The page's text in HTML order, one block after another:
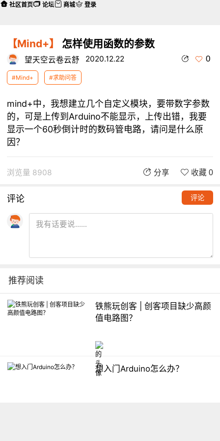
【Mind+】 怎样使用函数的参数
望天空云卷云舒 2020.12.22 0
#Mind+ #求助问答
mind+中，我想建立几个自定义模块，要带数字参数
的，可是上传到Arduino不能显示，上传出错，我要
显示一个60秒倒计时的数码管电路，请问是什么原
因？
浏览量 8908 分享 收藏 0
评论 评论
推荐阅读
铁熊玩创客 | 创客项目缺少高颜
值电路图？
想入门Arduino怎么办？
社区首页 论坛 商城 登录